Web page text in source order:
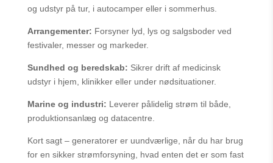
og udstyr på tur, i autocamper eller i sommerhus.
Arrangementer: Forsyner lyd, lys og salgsboder ved
festivaler, messer og markeder.
Sundhed og beredskab: Sikrer drift af medicinsk
udstyr i hjem, klinikker eller under nødsituationer.
Marine og industri: Leverer pålidelig strøm til både,
produktionsanlæg og datacentre.
Kort sagt – generatorer er uundværlige, når du har brug
for en sikker strømforsyning, hvad enten det er som fast